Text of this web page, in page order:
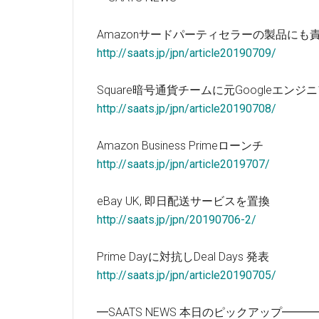
Amazonサードパーティセラーの製品にも
http://saats.jp/jpn/article20190709/
Square暗号通貨チームに元Googleエンジ
http://saats.jp/jpn/article20190708/
Amazon Business Primeローンチ
http://saats.jp/jpn/article2019707/
eBay UK, 即日配送サービスを置換
http://saats.jp/jpn/20190706-2/
Prime Dayに対抗しDeal Days 発表
http://saats.jp/jpn/article20190705/
━SAATS NEWS 本日のピックア